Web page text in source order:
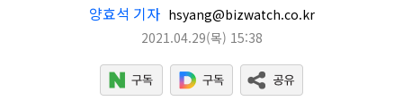
양효석 기자 hsyang@bizwatch.co.kr
2021.04.29(목) 15:38